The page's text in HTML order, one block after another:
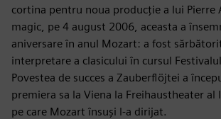
cortina pentru noua producție a lui Pierre
magic, pe 4 august 2006, aceasta a
aniversare în anul Mozart: a fost
interpretare a clasicului în cursul
Povestea de succes a Zauberflöjtei a
premiera sa la Viena la Freihaustheater al
pe care Mozart însuși l-a dirijat.